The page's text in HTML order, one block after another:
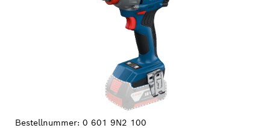
Bestellnummer: 0 601 9N2 100